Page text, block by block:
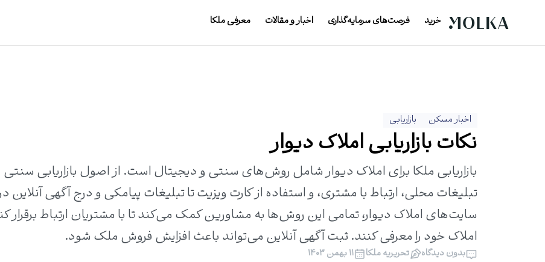
خرید فرصت‌های سرمایه‌گذاری اخبار و مقالات معرفی ملکا
اخبار مسکن بازاریابی
نکات بازاریابی املاک دیوار
بازاریابی ملکا برای املاک دیوار شامل روش‌های سنتی و دیجیتال است. از اصول بازاریابی سنتی
تبلیغات محلی، ارتباط با مشتری، و استفاده از کارت ویزیت تا تبلیغات پیامکی و درج آگهی آنلاین
سایت‌های املاک دیوار، تمامی این روش‌ها به مشاورین کمک می‌کند تا با مشتریان ارتباط برقرار
املاک خود را معرفی کنند. ثبت آگهی آنلاین می‌تواند باعث افزایش فروش ملک شود.
بدون دیدگاه تحریریه ملکا ۱۱ بهمن ۱۴۰۳